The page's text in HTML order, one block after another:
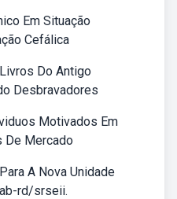
Em Situação
Cefálica
Do Antigo
Desbravadores
Motivados Em
De Mercado
A Nova Unidade
rd/srseii.